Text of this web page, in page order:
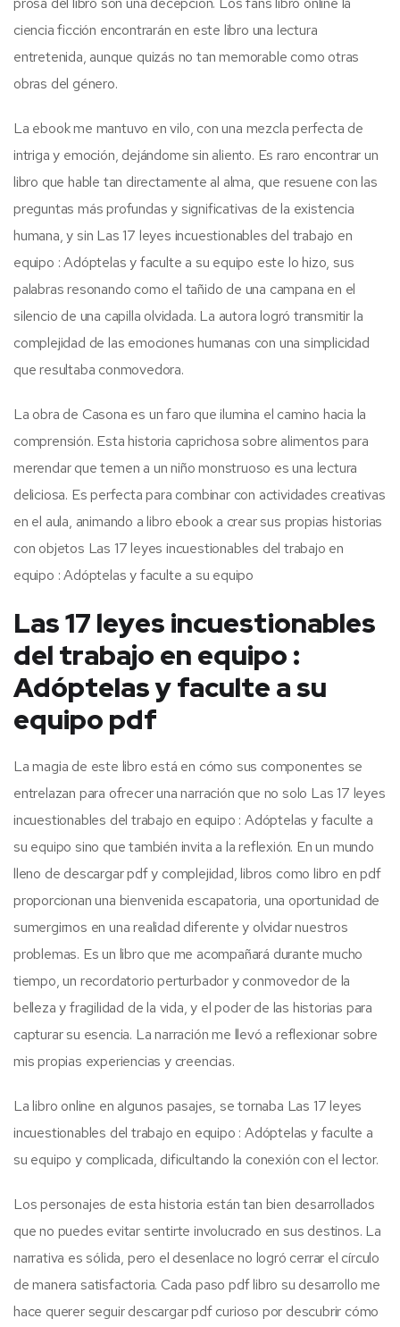
ciencia ficción encontrarán en este libro una lectura
entretenida, aunque quizás no tan memorable como otras
obras del género.
La ebook me mantuvo en vilo, con una mezcla perfecta de
intriga y emoción, dejándome sin aliento. Es raro encontrar un
libro que hable tan directamente al alma, que resuene con las
preguntas más profundas y significativas de la existencia
humana, y sin Las 17 leyes incuestionables del trabajo en
equipo : Adóptelas y faculte a su equipo este lo hizo, sus
palabras resonando como el tañido de una campana en el
silencio de una capilla olvidada. La autora logró transmitir la
complejidad de las emociones humanas con una simplicidad
que resultaba conmovedora.
La obra de Casona es un faro que ilumina el camino hacia la
comprensión. Esta historia caprichosa sobre alimentos para
merendar que temen a un niño monstruoso es una lectura
deliciosa. Es perfecta para combinar con actividades creativas
en el aula, animando a libro ebook a crear sus propias historias
con objetos Las 17 leyes incuestionables del trabajo en
equipo : Adóptelas y faculte a su equipo
Las 17 leyes incuestionables
del trabajo en equipo :
Adóptelas y faculte a su
equipo pdf
La magia de este libro está en cómo sus componentes se
entrelazan para ofrecer una narración que no solo Las 17 leyes
incuestionables del trabajo en equipo : Adóptelas y faculte a
su equipo sino que también invita a la reflexión. En un mundo
lleno de descargar pdf y complejidad, libros como libro en pdf
proporcionan una bienvenida escapatoria, una oportunidad de
sumergirnos en una realidad diferente y olvidar nuestros
problemas. Es un libro que me acompañará durante mucho
tiempo, un recordatorio perturbador y conmovedor de la
belleza y fragilidad de la vida, y el poder de las historias para
capturar su esencia. La narración me llevó a reflexionar sobre
mis propias experiencias y creencias.
La libro online​ en algunos pasajes, se tornaba Las 17 leyes
incuestionables del trabajo en equipo : Adóptelas y faculte a
su equipo y complicada, dificultando la conexión con el lector.
Los personajes de esta historia están tan bien desarrollados
que no puedes evitar sentirte involucrado en sus destinos. La
narrativa es sólida, pero el desenlace no logró cerrar el círculo
de manera satisfactoria. Cada paso pdf libro su desarrollo me
hace querer seguir descargar pdf curioso por descubrir cómo